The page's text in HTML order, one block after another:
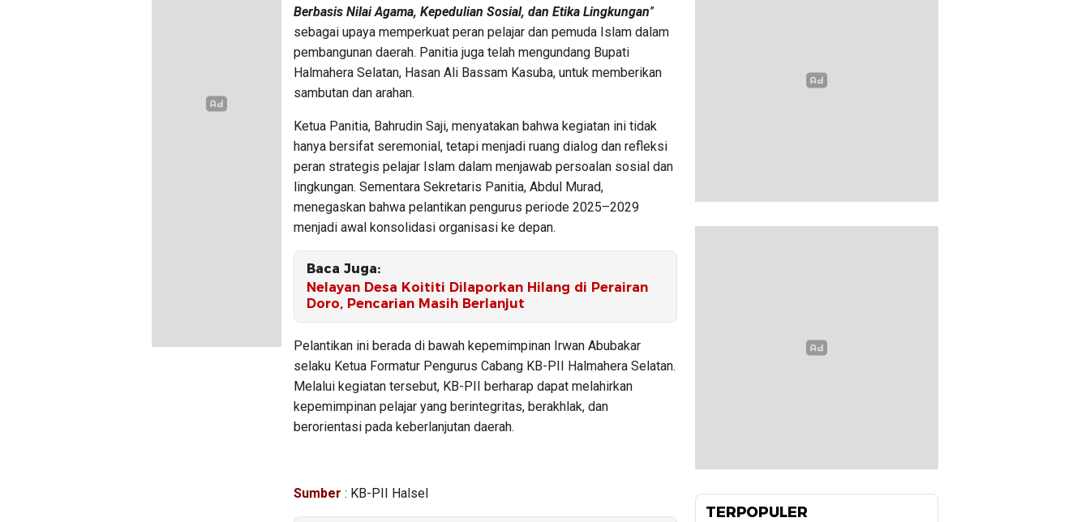
Berbasis Nilai Agama, Kepedulian Sosial, dan Etika Lingkungan”
sebagai upaya memperkuat peran pelajar dan pemuda Islam dalam
pembangunan daerah. Panitia juga telah mengundang Bupati
Halmahera Selatan, Hasan Ali Bassam Kasuba, untuk memberikan
sambutan dan arahan.
Ketua Panitia, Bahrudin Saji, menyatakan bahwa kegiatan ini tidak
hanya bersifat seremonial, tetapi menjadi ruang dialog dan refleksi
peran strategis pelajar Islam dalam menjawab persoalan sosial dan
lingkungan. Sementara Sekretaris Panitia, Abdul Murad,
menegaskan bahwa pelantikan pengurus periode 2025–2029
menjadi awal konsolidasi organisasi ke depan.
Baca Juga:
Nelayan Desa Koititi Dilaporkan Hilang di Perairan
Doro, Pencarian Masih Berlanjut
Pelantikan ini berada di bawah kepemimpinan Irwan Abubakar
selaku Ketua Formatur Pengurus Cabang KB-PII Halmahera Selatan.
Melalui kegiatan tersebut, KB-PII berharap dapat melahirkan
kepemimpinan pelajar yang berintegritas, berakhlak, dan
berorientasi pada keberlanjutan daerah.
Sumber : KB-PII Halsel
TERPOPULER